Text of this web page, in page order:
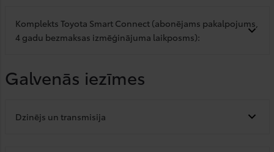
Komplekts Toyota Smart Connect (abonējams pakalpojums,
4 gadu bezmaksas izmēģinājuma laikposms):
Galvenās iezīmes
Dzinējs un transmisija